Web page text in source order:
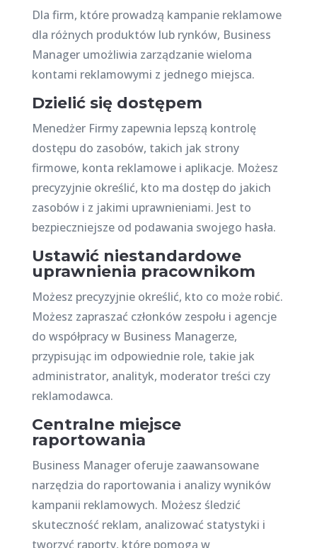
Dla firm, które prowadzą kampanie reklamowe
dla różnych produktów lub rynków, Business
Manager umożliwia zarządzanie wieloma
kontami reklamowymi z jednego miejsca.
Dzielić się dostępem
Menedżer Firmy zapewnia lepszą kontrolę
dostępu do zasobów, takich jak strony
firmowe, konta reklamowe i aplikacje. Możesz
precyzyjnie określić, kto ma dostęp do jakich
zasobów i z jakimi uprawnieniami. Jest to
bezpieczniejsze od podawania swojego hasła.
Ustawić niestandardowe
uprawnienia pracownikom
Możesz precyzyjnie określić, kto co może robić.
Możesz zapraszać członków zespołu i agencje
do współpracy w Business Managerze,
przypisując im odpowiednie role, takie jak
administrator, analityk, moderator treści czy
reklamodawca.
Centralne miejsce
raportowania
Business Manager oferuje zaawansowane
narzędzia do raportowania i analizy wyników
kampanii reklamowych. Możesz śledzić
skuteczność reklam, analizować statystyki i
tworzyć raporty, które pomogą w